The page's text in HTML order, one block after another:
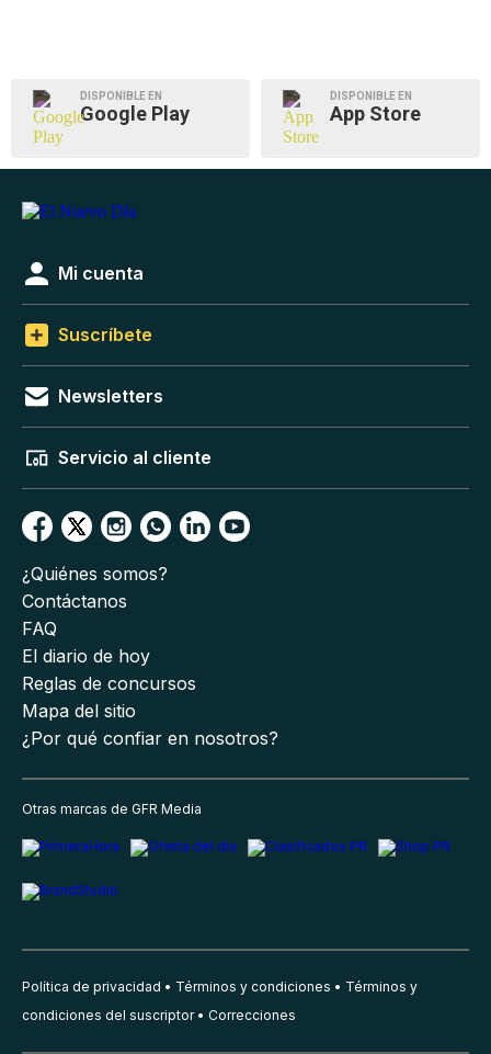
DISPONIBLE EN
Google Play
DISPONIBLE EN
App Store
Mi cuenta
Suscríbete
Newsletters
Servicio al cliente
¿Quiénes somos?
Contáctanos
FAQ
El diario de hoy
Reglas de concursos
Mapa del sitio
¿Por qué confiar en nosotros?
Otras marcas de GFR Media
Política de privacidad Términos y condiciones
Términos y
condiciones del suscriptor
Correcciones